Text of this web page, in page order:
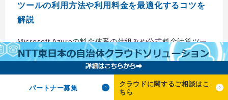
ツールの利用方法や利用料金を最適化するコツを
解説
Microsoft Azureの料金体系の仕組みや公式料金計算ツー
ルの使い方を詳しく解説。Azureの料金を最適化するコツ
や、Azureの構築・運用を専門業者に依頼するメリットも
パートナー募集
クラウドに関するご相談はこ
ちら